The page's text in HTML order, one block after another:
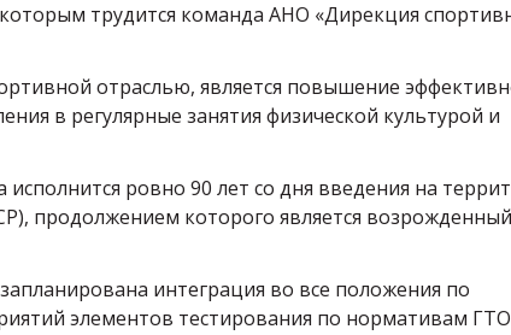
трудится команда АНО «Дирекция
отраслью, является повышение
в регулярные занятия физической культурой и
ровно 90 лет со дня введения на
продолжением которого является возрожденный
интеграция во все положения по
элементов тестирования по нормативам